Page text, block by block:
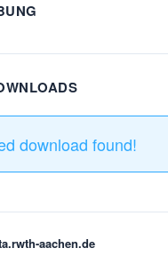
download found!
aachen.de